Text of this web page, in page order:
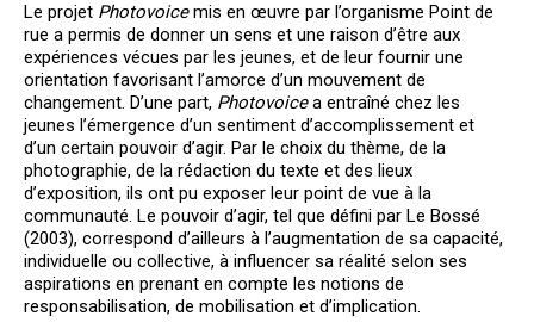
Le projet Photovoicemis en œuvre par l’organisme Point de
rue a permis de donner un sens et une raison d’être aux
expériences vécues par les jeunes, et de leur fournir une
orientation favorisant l’amorce d’un mouvement de
changement. D’une part, Photovoicea entraîné chez les
jeunes l’émergence d’un sentiment d’accomplissement et
d’un certain pouvoir d’agir. Par le choix du thème, de la
photographie, de la rédaction du texte et des lieux
d’exposition, ils ont pu exposer leur point de vue à la
communauté. Le pouvoir d’agir, tel que défini par Le Bossé
(2003), correspond d’ailleurs à l’augmentation de sa capacité,
individuelle ou collective, à influencer sa réalité selon ses
aspirations en prenant en compte les notions de
responsabilisation, de mobilisation et d’implication.